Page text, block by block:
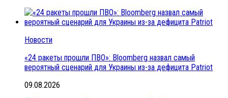
Новости
«24 ракеты прошли ПВО»: Bloomberg назвал самый
вероятный сценарий для Украины из-за дефицита Patriot
09.08.2026